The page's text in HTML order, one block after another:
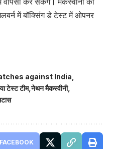
में बॉक्सिंग डे टेस्ट में ओपनर
against India
टेस्ट टीम नेथन मैकस्वीनी